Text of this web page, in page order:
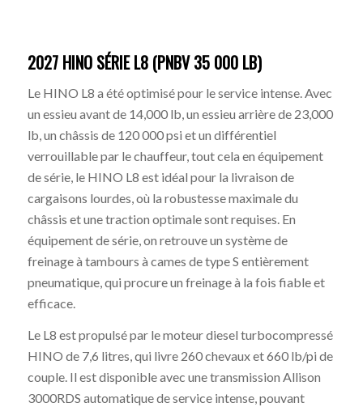
2027 HINO SÉRIE L8 (PNBV 35 000 LB)
Le HINO L8 a été optimisé pour le service intense. Avec
un essieu avant de 14,000 lb, un essieu arrière de 23,000
lb, un châssis de 120 000 psi et un différentiel
verrouillable par le chauffeur, tout cela en équipement
de série, le HINO L8 est idéal pour la livraison de
cargaisons lourdes, où la robustesse maximale du
châssis et une traction optimale sont requises. En
équipement de série, on retrouve un système de
freinage à tambours à cames de type S entièrement
pneumatique, qui procure un freinage à la fois fiable et
efficace.
Le L8 est propulsé par le moteur diesel turbocompressé
HINO de 7,6 litres, qui livre 260 chevaux et 660 lb/pi de
couple. Il est disponible avec une transmission Allison
3000RDS automatique de service intense, pouvant